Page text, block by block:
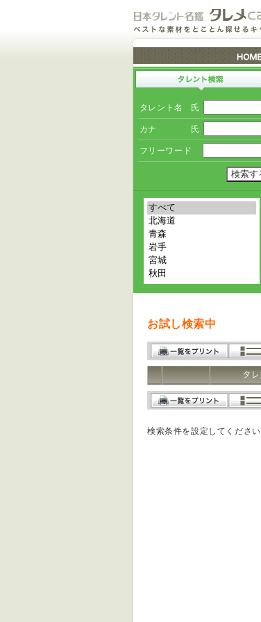
タレント名 氏
カナ 氏
フリーワード
お試し検索中
検索条件を設定してください